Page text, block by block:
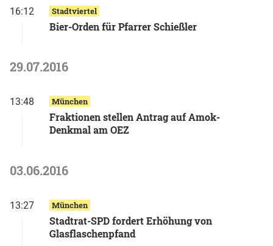
16:12 Stadtviertel
Bier-Orden für Pfarrer Schießler
29.07.2016
13:48 München
Fraktionen stellen Antrag auf Amok-
Denkmal am OEZ
03.06.2016
13:27 München
Stadtrat-SPD fordert Erhöhung von
Glasflaschenpfand